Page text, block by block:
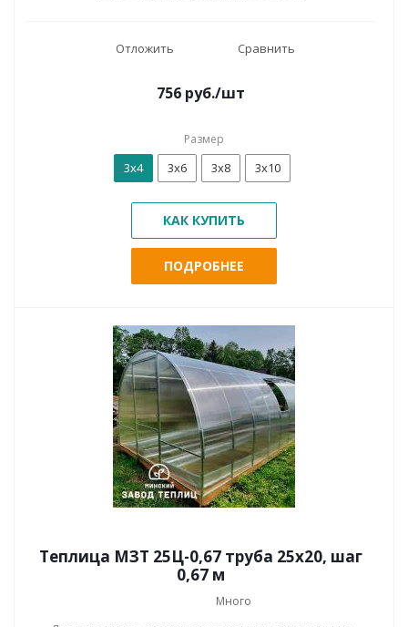
Отложить Сравнить
756 руб./шт
Размер
3х4 3х6 3х8 3х10
КАК КУПИТЬ
ПОДРОБНЕЕ
Теплица МЗТ 25Ц-0,67 труба 25х20, шаг
0,67 м
Много